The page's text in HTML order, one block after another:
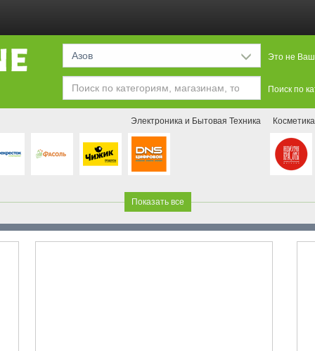
Азов Это не Ваш
Поиск по
Электроника и Бытовая Техника
Показать все